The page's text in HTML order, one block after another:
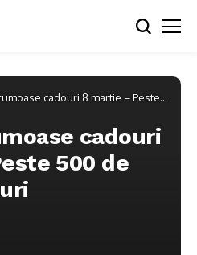
cadouri 8 martie – Peste
cadouri
500 de